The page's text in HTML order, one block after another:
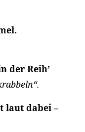
der Reih’
laut dabei –